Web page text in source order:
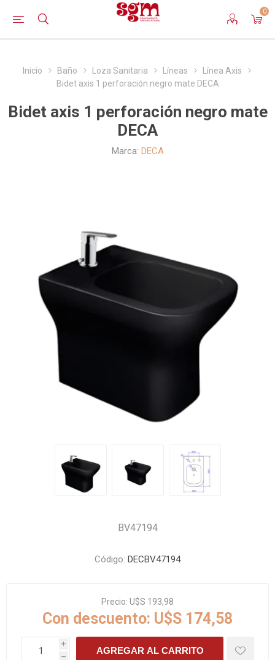
0
Inicio Baño Loza Sanitaria Líneas
Línea Axis
Bidet axis 1 perforación negro mate DECA
Bidet axis 1 perforación negro mate
DECA
Marca: DECA
BV47194
Código: DECBV47194
Precio: U$S 193,98
Con descuento: U$S 174,58
i
h
AGREGAR AL CARRITO